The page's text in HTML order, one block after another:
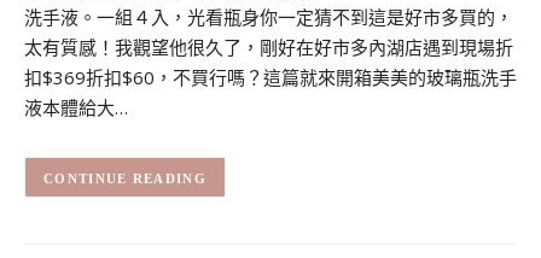
洗手液。一組４入，光看瓶身你一定猜不到這是好市多買的，
太有質感！我觀望他很久了，剛好在好市多內湖店遇到現場折
扣$369折扣$60，不買行嗎？這篇就來開箱美美的玻璃瓶洗手
液本體給大…
CONTINUE READING